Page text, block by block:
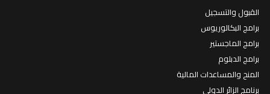
القبول والتسجيل
برامج البكالوريوس
برامج الماجستير
برامج الدبلوم
المنح والمساعدات المالية
برنامج الزائر الدولي